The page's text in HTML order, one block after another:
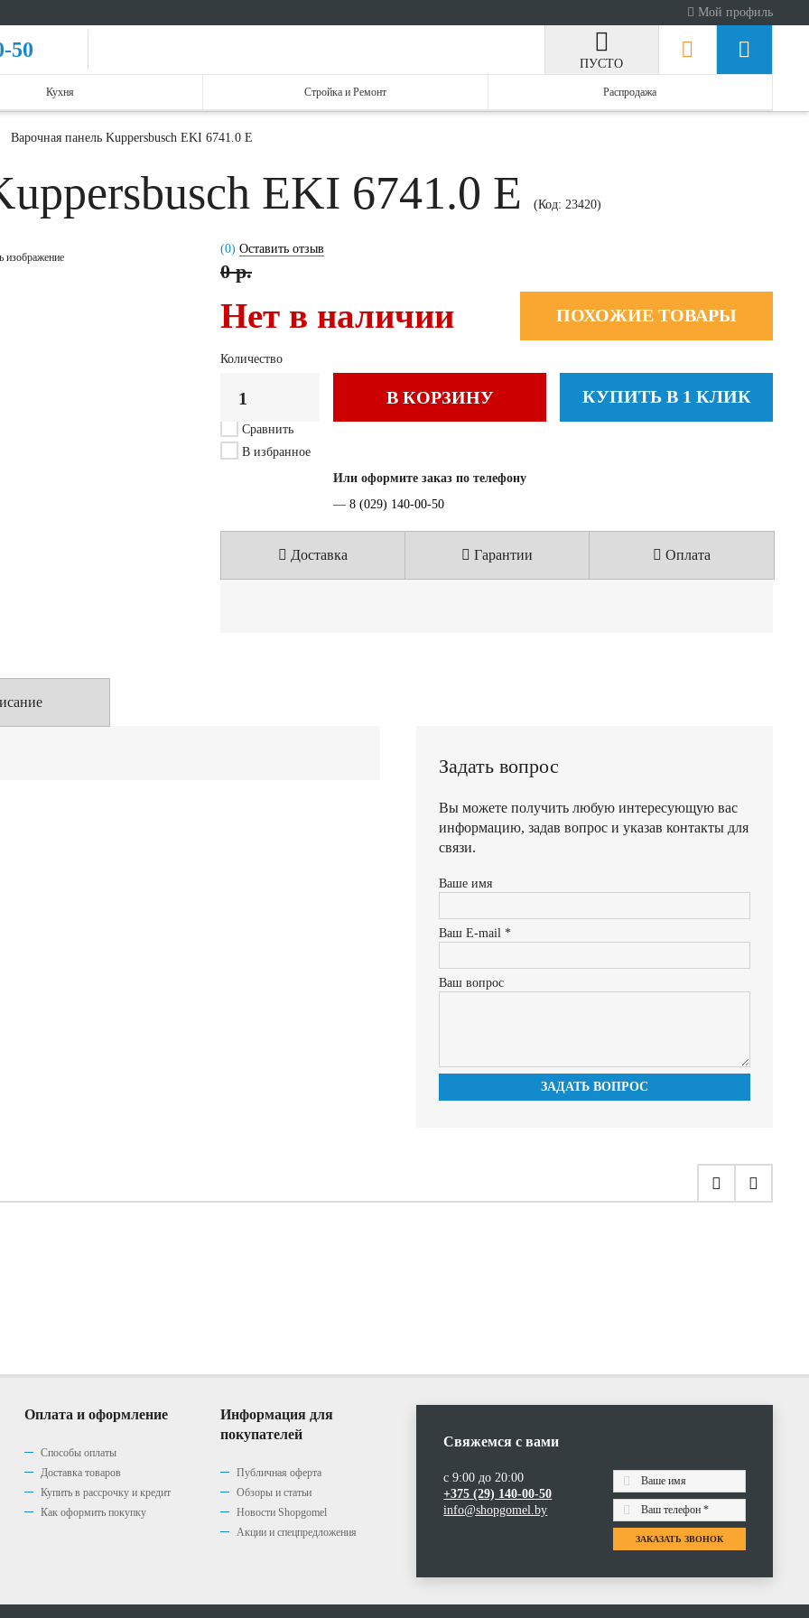
Мой профиль
50
ПУСТО
Кухня Стройка и Ремонт Распродажа
Варочная панель Kuppersbusch EKI 6741.0 E
EKI 6741.0 E (Код: 23420)
изображение
(0) Оставить отзыв
0 р.
Нет в наличии ПОХОЖИЕ ТОВАРЫ
Количество
В КОРЗИНУ КУПИТЬ В 1 КЛИК
Сравнить
В избранное
Или оформите заказ по телефону
— 8 (029) 140-00-50
Доставка Гарантии Оплата
Задать вопрос
Вы можете получить любую интересующую вас
информацию, задав вопрос и указав контакты для
связи.
Ваше имя
Ваш E-mail *
Ваш вопрос
ЗАДАТЬ ВОПРОС
Оплата и оформление
Способы оплаты
Доставка товаров
Купить в рассрочку и кредит
Как оформить покупку
Информация для
покупателей
Публичная оферта
Обзоры и статьи
Новости Shopgomel
Акции и спецпредложения
Свяжемся с вами
с 9:00 до 20:00
+375 (29) 140-00-50
info@shopgomel.by
ЗАКАЗАТЬ ЗВОНОК